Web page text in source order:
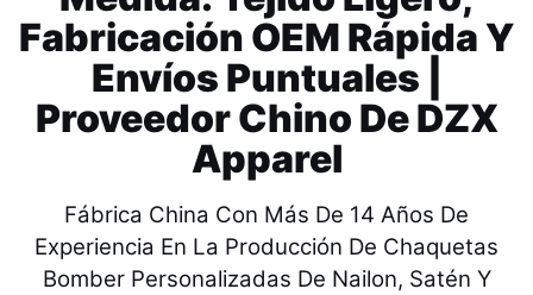
Fabricación OEM Rápida Y
Envíos Puntuales |
Proveedor Chino De DZX
Apparel
Fábrica China Con Más De 14 Años De
Experiencia En La Producción De Chaquetas
Bomber Personalizadas De Nailon, Satén Y